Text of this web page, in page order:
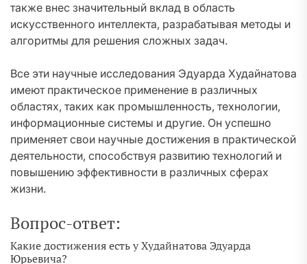
также внес значительный вклад в область
искусственного интеллекта, разрабатывая методы и
алгоритмы для решения сложных задач.
Все эти научные исследования Эдуарда Худайнатова
имеют практическое применение в различных
областях, таких как промышленность, технологии,
информационные системы и другие. Он успешно
применяет свои научные достижения в практической
деятельности, способствуя развитию технологий и
повышению эффективности в различных сферах
жизни.
Вопрос-ответ:
Какие достижения есть у Худайнатова Эдуарда
Юрьевича?